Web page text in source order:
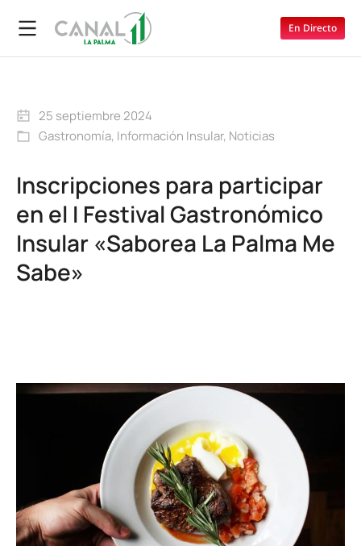
En Directo
25 septiembre 2024
Gastronomía, Información Insular, Noticias
Inscripciones para participar
en el I Festival Gastronómico
Insular «Saborea La Palma Me
Sabe»